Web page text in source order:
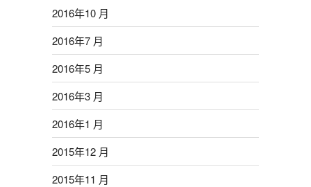
2016年10 月
2016年7 月
2016年5 月
2016年3 月
2016年1 月
2015年12 月
2015年11 月